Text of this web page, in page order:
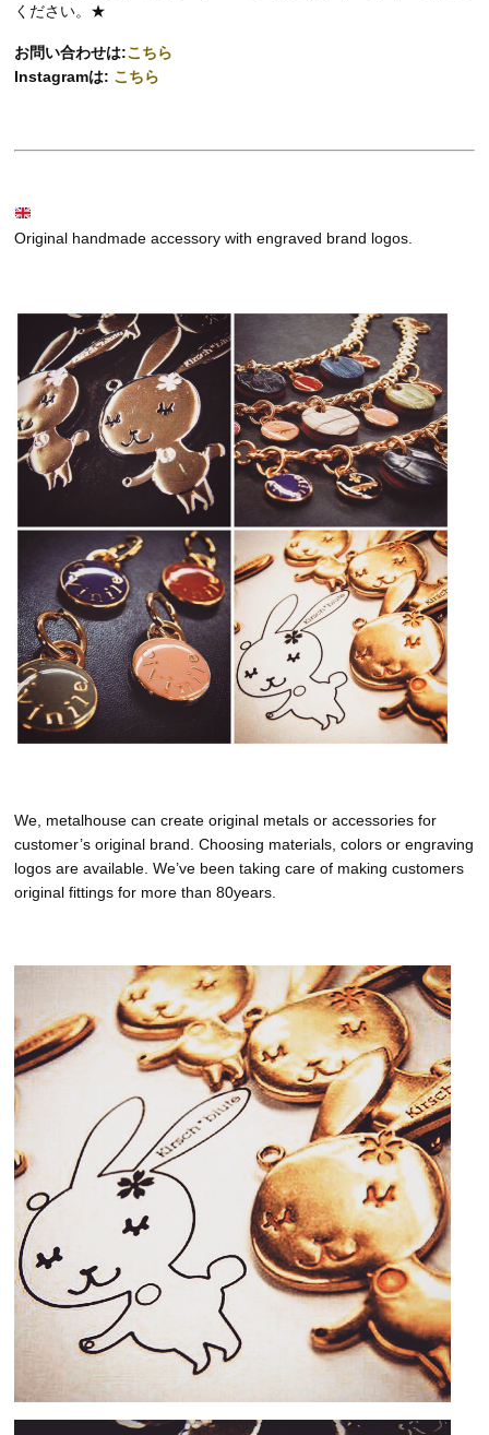
ください。★
お問い合わせは:こちら
Instagramは: こちら
Original handmade accessory with engraved brand logos.
We, metalhouse can create original metals or accessories for
customer’s original brand. Choosing materials, colors or engraving
logos are available. We’ve been taking care of making customers
original fittings for more than 80years.